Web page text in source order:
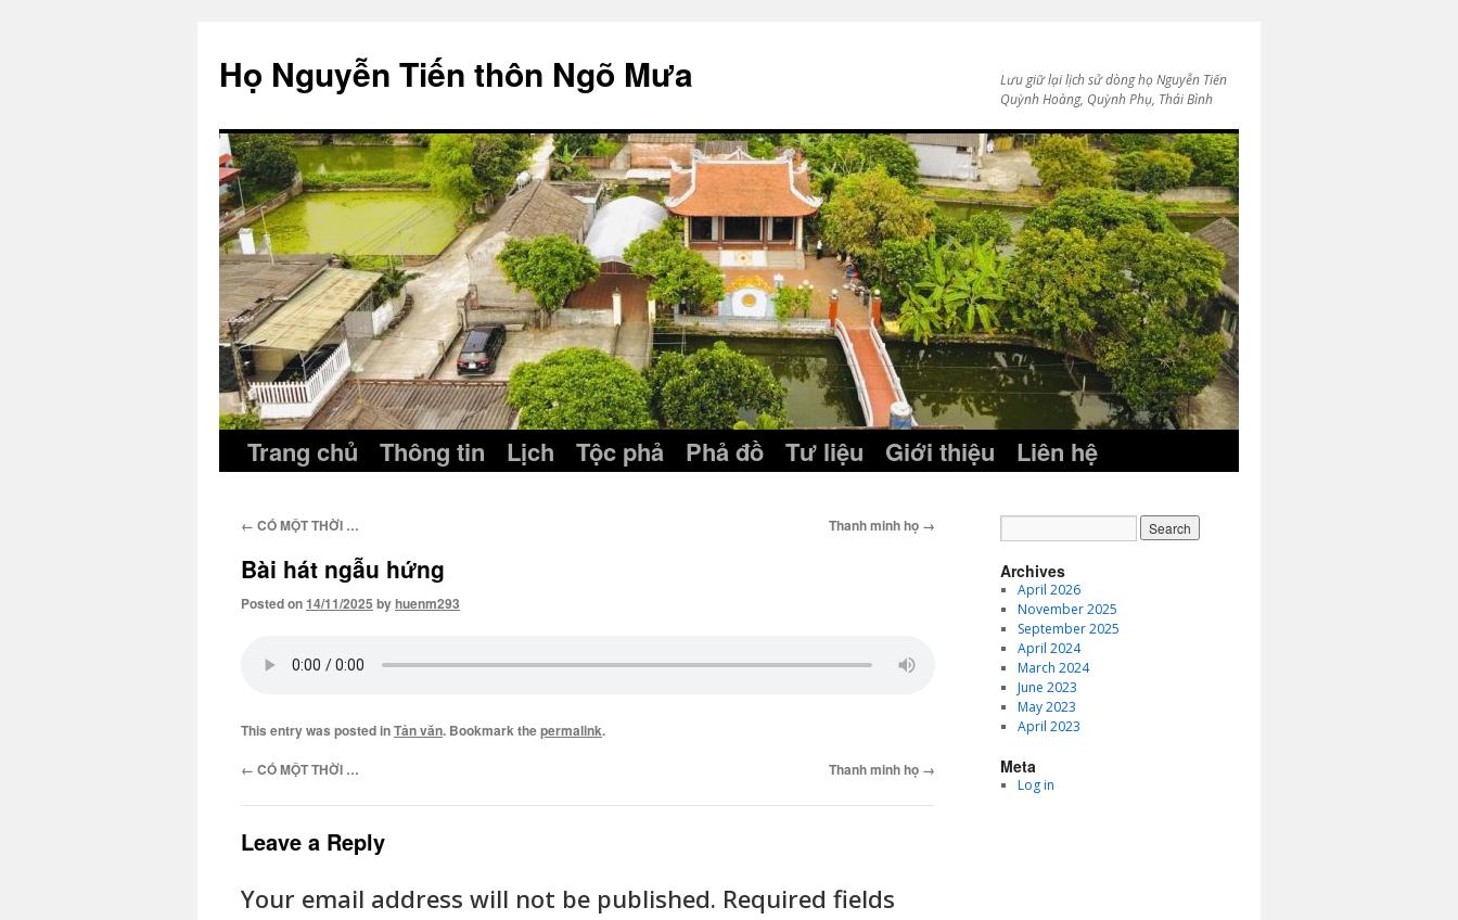
content
Họ Nguyễn Tiến thôn Ngõ Mưa
Lưu giữ lại lịch sử dòng họ Nguyễn Tiến
Quỳnh Hoàng, Quỳnh Phụ, Thái Bình
Trang chủ Thông tin Lịch Tộc phả Phả đồ Tư liệu Giới thiệu Liên hệ
← CÓ MỘT THỜI … Thanh minh họ →
Bài hát ngẫu hứng
Posted on14/11/2025 byhuenm293
This entry was posted inTản văn. Bookmark thepermalink.
← CÓ MỘT THỜI … Thanh minh họ →
Leave a Reply
Your email address will not be published. Required fields
Archives
April 2026
November 2025
September 2025
April 2024
March 2024
June 2023
May 2023
April 2023
Meta
Log in